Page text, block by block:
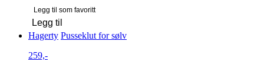
Legg til som favoritt
Legg til
Hagerty Pusseklut for sølv
259,-